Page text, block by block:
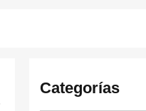
Categorías